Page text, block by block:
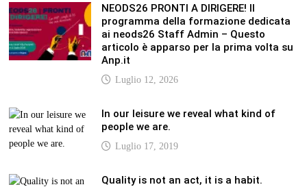
NEODS26 PRONTI A DIRIGERE! Il
programma della formazione dedicata
ai neods26 Staff Admin – Questo
articolo è apparso per la prima volta su
Anp.it
Luglio 12, 2026
In our leisure we reveal what kind of
people we are.
Luglio 17, 2019
Quality is not an act, it is a habit.